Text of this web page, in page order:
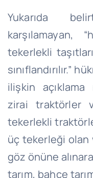
Yukarıda
tekerlekli
sınıflandırılır.”
ilişkin açıklama
zirai traktörler
tekerlekli
üç tekerleği olan
göz önüne
tarım, bahçe